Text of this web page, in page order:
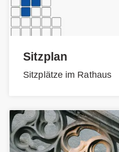
Sitzplan
Sitzplätze im Rathaus